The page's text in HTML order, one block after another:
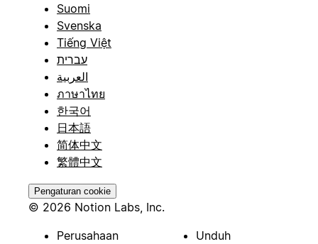
Suomi
Svenska
Tiếng Việt
עברית
العربية
ภาษาไทย
한국어
日本語
简体中文
繁體中文
Pengaturan cookie
© 2026 Notion Labs, Inc.
Perusahaan
Unduh